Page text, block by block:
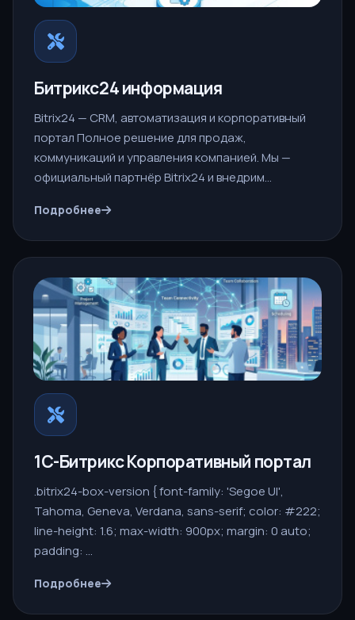
Битрикс24 информация
Bitrix24 — CRM, автоматизация и корпоративный
портал Полное решение для продаж,
коммуникаций и управления компанией. Мы —
официальный партнёр Bitrix24 и внедрим…
Подробнее
1С-Битрикс Корпоративный портал
.bitrix24-box-version { font-family: 'Segoe UI',
Tahoma, Geneva, Verdana, sans-serif; color: #222;
line-height: 1.6; max-width: 900px; margin: 0 auto;
padding: …
Подробнее